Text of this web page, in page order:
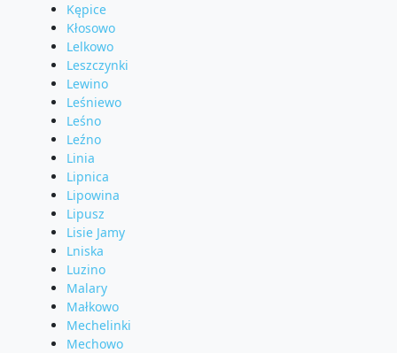
Kępice
Kłosowo
Lelkowo
Leszczynki
Lewino
Leśniewo
Leśno
Leźno
Linia
Lipnica
Lipowina
Lipusz
Lisie Jamy
Lniska
Luzino
Malary
Małkowo
Mechelinki
Mechowo